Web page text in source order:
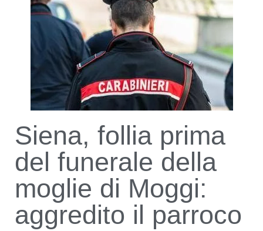
Siena, follia prima
del funerale della
moglie di Moggi:
aggredito il parroco